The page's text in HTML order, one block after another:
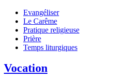
Evangéliser
Le Carême
Pratique religieuse
Prière
Temps liturgiques
Vocation